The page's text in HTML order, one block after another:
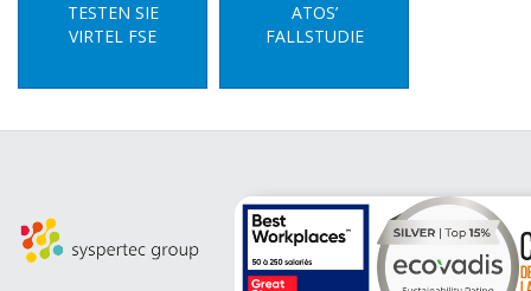
TESTEN SIE
VIRTEL FSE
ATOS’
FALLSTUDIE